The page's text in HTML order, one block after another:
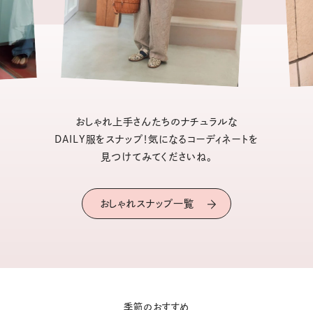
おしゃれ上手さんたちのナチュラルな
DAILY服をスナップ！気になるコーディネートを
見つけてみてくださいね。
おしゃれスナップ一覧
季節のおすすめ